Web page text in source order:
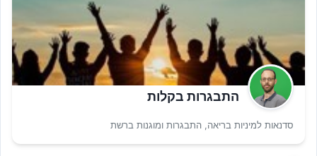
התבגרות בקלות
סדנאות למיניות בריאה, התבגרות ומוגנות ברשת